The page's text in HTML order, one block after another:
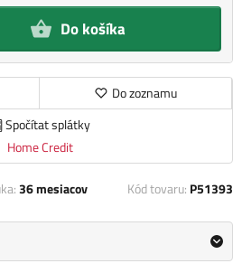
Do košíka
Do zoznamu
Spočítat splátky
Home Credit
36 mesiacov Kód tovaru: P51393